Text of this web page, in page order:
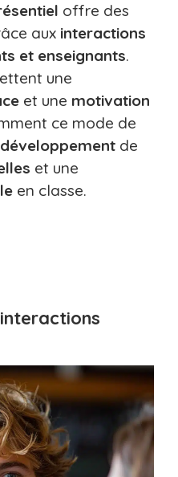
offre des
aux interactions
et enseignants.
une
et une motivation
ce mode de
développement de
et une
en classe.